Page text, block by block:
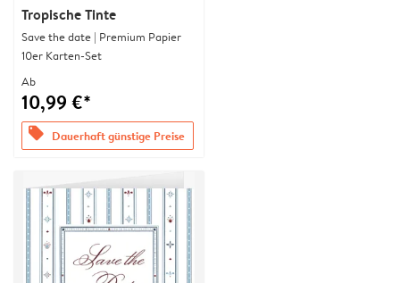
Tropische Tinte
Save the date | Premium Papier
10er Karten-Set
Ab
10,99 €*
offers Dauerhaft günstige Preise